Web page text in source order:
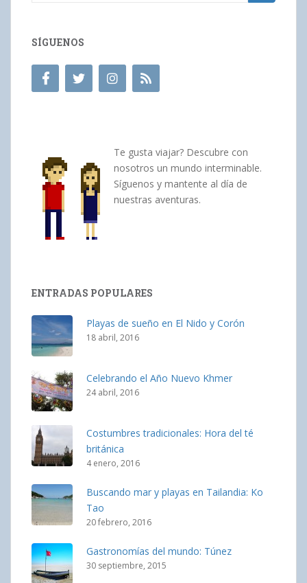
SÍGUENOS
Te gusta viajar? Descubre con
nosotros un mundo interminable.
Síguenos y mantente al día de
nuestras aventuras.
ENTRADAS POPULARES
Playas de sueño en El Nido y Corón
18 abril, 2016
Celebrando el Año Nuevo Khmer
24 abril, 2016
Costumbres tradicionales: Hora del té
británica
4 enero, 2016
Buscando mar y playas en Tailandia: Ko
Tao
20 febrero, 2016
Gastronomías del mundo: Túnez
30 septiembre, 2015